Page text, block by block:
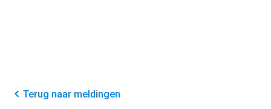
Terug naar meldingen